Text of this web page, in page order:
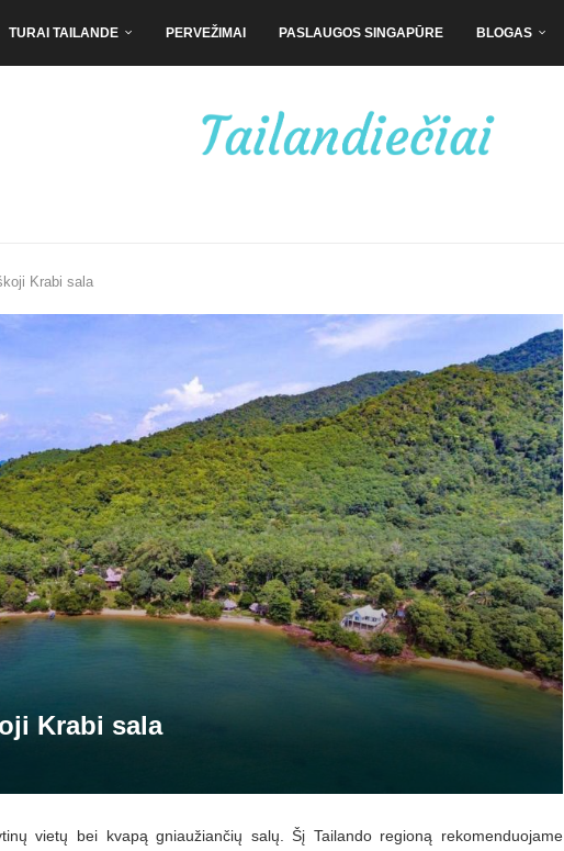
TURAI TAILANDE PERVEŽIMAI PASLAUGOS SINGAPŪRE BLOGAS
Krabi sala
Krabi sala
vietų bei kvapą gniaužiančių salų. Šį Tailando regioną rekomenduojame